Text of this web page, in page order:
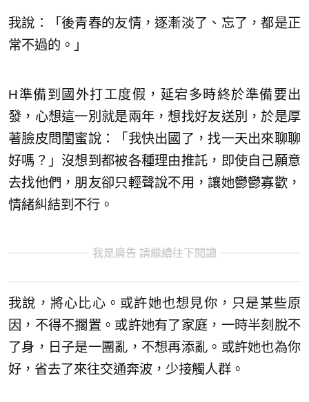
我說：「後青春的友情，逐漸淡了、忘了，都是正
常不過的。」
H準備到國外打工度假，延宕多時終於準備要出
發，心想這一別就是兩年，想找好友送別，於是厚
著臉皮問閨蜜說：「我快出國了，找一天出來聊聊
好嗎？」沒想到都被各種理由推託，即使自己願意
去找他們，朋友卻只輕聲說不用，讓她鬱鬱寡歡，
情緒糾結到不行。
我是廣告 請繼續往下閱讀
我說，將心比心。或許她也想見你，只是某些原
因，不得不擱置。或許她有了家庭，一時半刻脫不
了身，日子是一團亂，不想再添亂。或許她也為你
好，省去了來往交通奔波，少接觸人群。